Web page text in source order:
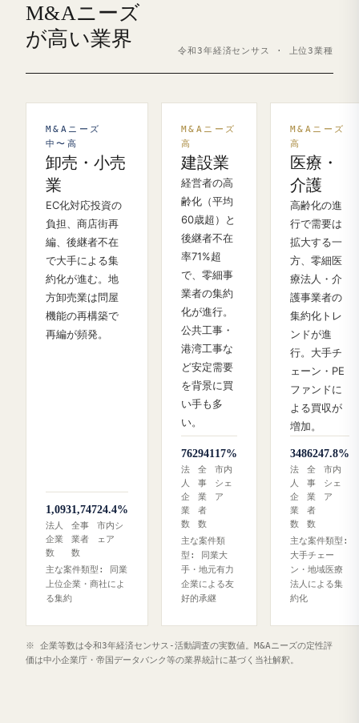
M&Aニーズ
が高い業界
令和3年経済センサス · 上位3業種
M&Aニーズ
中〜高
卸売・小売
業
EC化対応投資の
負担、商店街再
編、後継者不在
で大手による集
約化が進む。地
方卸売業は問屋
機能の再構築で
再編が頻発。
1,093
法人
企業
数
1,747
全事
業者
数
24.4%
市内シ
ェア
主な案件類型: 同業
上位企業・商社によ
る集約
M&Aニーズ
高
建設業
経営者の高
齢化（平均
60歳超）と
後継者不在
率71%超
で、零細事
業者の集約
化が進行。
公共工事・
港湾工事な
ど安定需要
を背景に買
い手も多
い。
762
法
人
企
業
数
941
全
事
業
者
数
17%
市内
シェ
ア
主な案件類
型: 同業大
手・地元有力
企業による友
好的承継
M&Aニーズ
高
医療・
介護
高齢化の進
行で需要は
拡大する一
方、零細医
療法人・介
護事業者の
集約化トレ
ンドが進
行。大手チ
ェーン・PE
ファンドに
よる買収が
増加。
348
法
人
企
業
数
624
全
事
業
者
数
7.8%
市内
シェ
ア
主な案件類型:
大手チェー
ン・地域医療
法人による集
約化
※ 企業等数は令和3年経済センサス‐活動調査の実数値。M&Aニーズの定性評
価は中小企業庁・帝国データバンク等の業界統計に基づく当社解釈。